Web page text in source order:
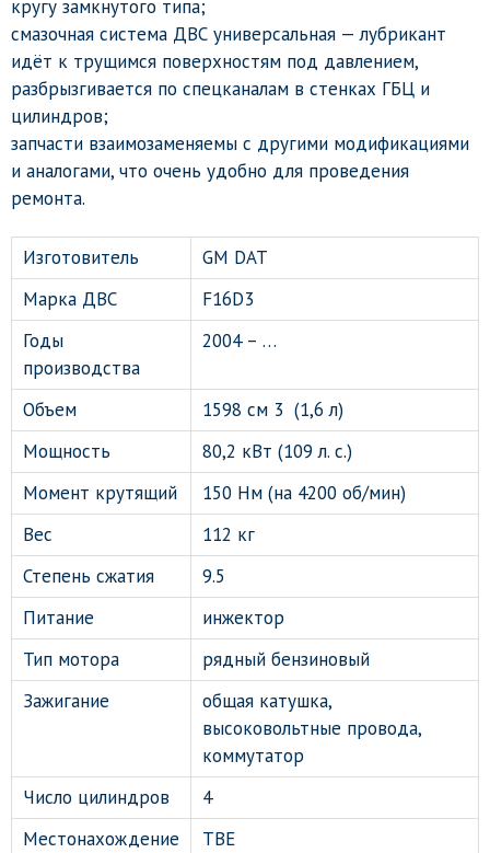
кругу замкнутого типа;
смазочная система ДВС универсальная — лубрикант
идёт к трущимся поверхностям под давлением,
разбрызгивается по спецканалам в стенках ГБЦ и
цилиндров;
запчасти взаимозаменяемы с другими модификациями
и аналогами, что очень удобно для проведения
ремонта.
Изготовитель
GM DAT
Марка ДВС
F16D3
Годы
производства
2004 – …
Объем
1598 см 3 (1,6 л)
Мощность
80,2 кВт (109 л. с.)
Момент крутящий
150 Нм (на 4200 об/мин)
Вес
112 кг
Степень сжатия
9.5
Питание
инжектор
Тип мотора
рядный бензиновый
Зажигание
общая катушка,
высоковольтные провода,
коммутатор
Число цилиндров
4
Местонахождение
ТВЕ